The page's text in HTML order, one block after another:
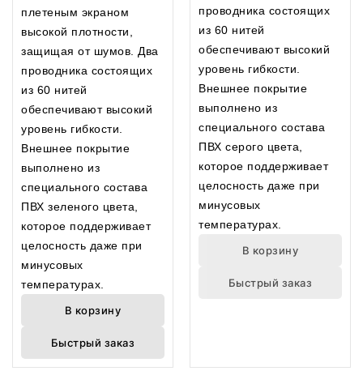
плетеным экраном
высокой плотности,
защищая от шумов. Два
проводника состоящих
из 60 нитей
обеспечивают высокий
уровень гибкости.
Внешнее покрытие
выполнено из
специального состава
ПВХ зеленого цвета,
которое поддерживает
целосность даже при
минусовых
температурах.
В корзину
Быстрый заказ
проводника состоящих
из 60 нитей
обеспечивают высокий
уровень гибкости.
Внешнее покрытие
выполнено из
специального состава
ПВХ серого цвета,
которое поддерживает
целосность даже при
минусовых
температурах.
В корзину
Быстрый заказ